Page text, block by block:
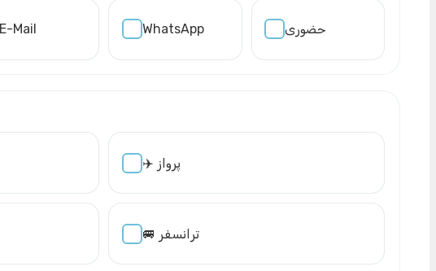
E-Mail WhatsApp حضوری
✈️ پرواز
🚐 ترانسفر